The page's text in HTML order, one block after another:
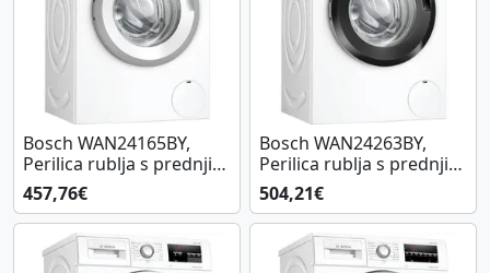
Bosch WAN24165BY,
Perilica rublja s prednjim
punjenjem
457,76€
Bosch WAN24263BY,
Perilica rublja s prednjim
punjenjem
504,21€